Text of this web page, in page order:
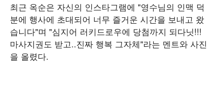
최근 옥순은 자신의 인스타그램에 "영수님의 인맥 덕
분에 행사에 초대되어 너무 즐거운 시간을 보내고 왔
습니다"며 "심지어 러키드로우에 당첨까지 되다닛!!!
마사지권도 받고..진짜 행복 그자체"라는 멘트와 사진
을 올렸다.